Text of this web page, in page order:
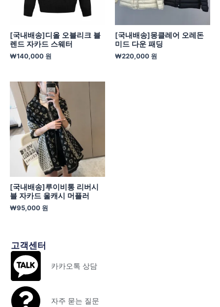
[국내배송]디올 오블리크 블
렌드 자카드 스웨터
₩140,000 원
[국내배송]몽클레어 오레돈
미드 다운 패딩
₩220,000 원
[국내배송]루이비통 리버시
블 자카드 울캐시 머플러
₩95,000 원
고객센터
카카오톡 상담
자주 묻는 질문